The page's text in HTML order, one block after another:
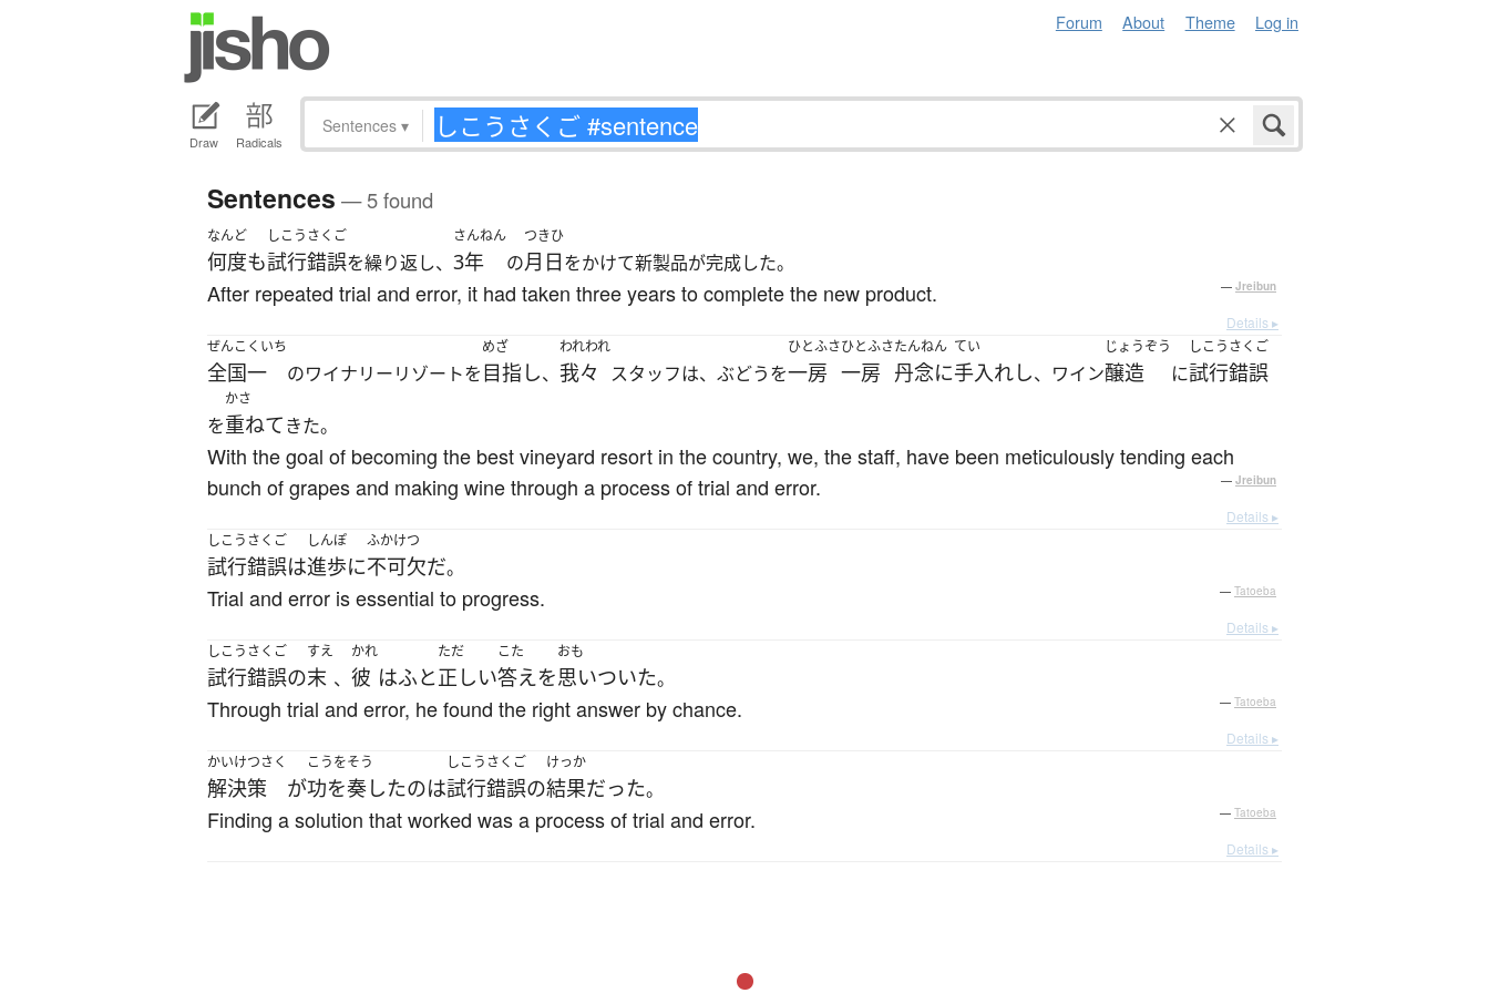
Forum About Theme Log in
Draw Radicals
Sentences ▾
Sentences — 5 found
なんど
何度も
しこうさくご
試行錯誤を繰り返し、
さんねん
3年 の
つきひ
月日をかけて新製品が完成した。
After repeated trial and error, it had taken three years to complete the new product. — Jreibun
Details ▸
ぜんこくいち
全国一 のワイナリーリゾートを
めざ
目指し、
われわれ
我々 スタッフは、ぶどうを
ひとふさ
一房
ひとふさ
一房
たんねん
丹念に
てい
手入れし、ワイン
じょうぞう
醸造 に
しこうさくご
試行錯誤
を
かさ
重ねてきた。
With the goal of becoming the best vineyard resort in the country, we, the staff, have been meticulously tending each
bunch of grapes and making wine through a process of trial and error.
— Jreibun
Details ▸
しこうさくご
試行錯誤は
しんぽ
進歩に
ふかけつ
不可欠だ。
Trial and error is essential to progress. — Tatoeba
Details ▸
しこうさくご
試行錯誤の
すえ
末 、
かれ
彼 はふと
ただ
正しい
こた
答えを
おも
思いついた。
Through trial and error, he found the right answer by chance. — Tatoeba
Details ▸
かいけつさく
解決策 が
こうをそう
功を奏したのは
しこうさくご
試行錯誤の
けっか
結果だった。
Finding a solution that worked was a process of trial and error. — Tatoeba
Details ▸